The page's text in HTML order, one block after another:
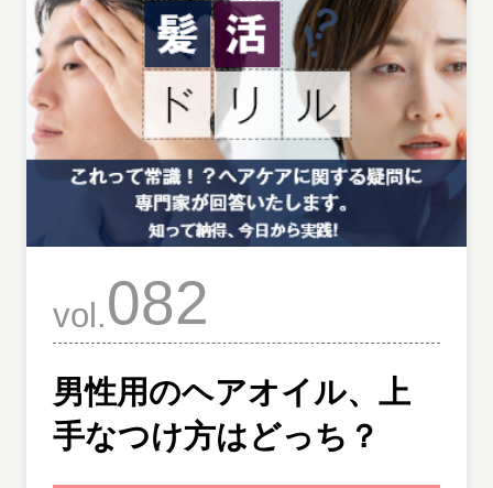
vol.082
男性用のヘアオイル、上
手なつけ方はどっち？